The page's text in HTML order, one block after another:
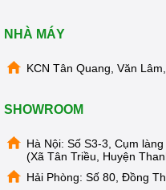
TRÌNH
DỊCH
HAY
GIỚI
THIỆU
NHÀ MÁY
KCN Tân Quang, Văn
SHOWROOM
Hà Nội: Số S3-3, Cụm
(Xã Tân Triều, Huyện
Hải Phòng: Số 80, Đồng